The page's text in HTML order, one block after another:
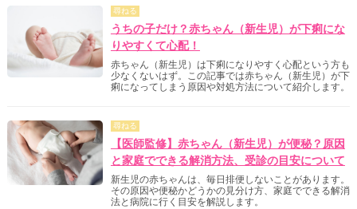
尋ねる
うちの子だけ？赤ちゃん（新生児）が下痢にな
りやすくて心配！
赤ちゃん（新生児）は下痢になりやすく心配という方も
少なくないはず。この記事では赤ちゃん（新生児）が下
痢になってしまう原因や対処方法について紹介します。
尋ねる
【医師監修】赤ちゃん（新生児）が便秘？原因
と家庭でできる解消方法、受診の目安について
新生児の赤ちゃんは、毎日排便しないことがあります。
その原因や便秘かどうかの見分け方、家庭でできる解消
法と病院に行く目安を解説します。